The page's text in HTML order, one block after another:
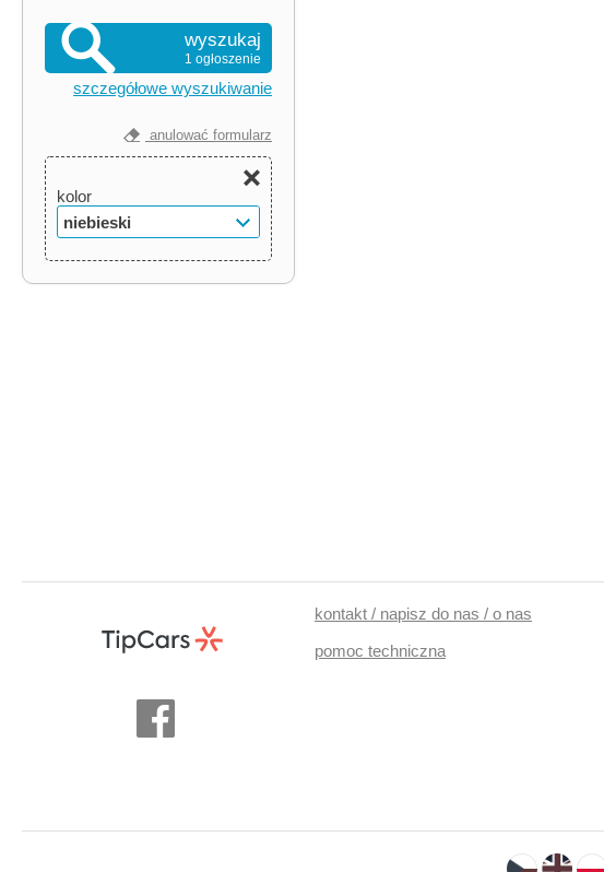
wyszukaj
1 ogłoszenie
szczegółowe wyszukiwanie
anulować formularz
kolor
niebieski
kontakt / napisz do nas / o nas
pomoc techniczna